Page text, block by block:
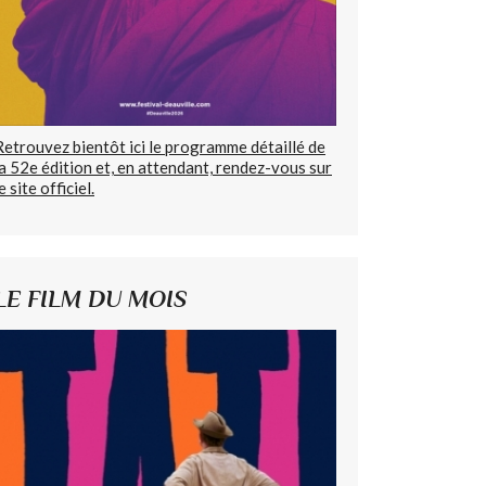
bientôt ici le programme détaillé de
52e édition et, en attendant, rendez-vous sur
site officiel.
FILM DU MOIS